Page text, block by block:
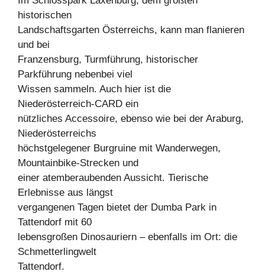
historischen
Landschaftsgarten Österreichs, kann man flanieren
und bei
Franzensburg, Turmführung, historischer
Parkführung nebenbei viel
Wissen sammeln. Auch hier ist die
Niederösterreich-CARD ein
nützliches Accessoire, ebenso wie bei der Araburg,
Niederösterreichs
höchstgelegener Burgruine mit Wanderwegen,
Mountainbike-Strecken und
einer atemberaubenden Aussicht. Tierische
Erlebnisse aus längst
vergangenen Tagen bietet der Dumba Park in
Tattendorf mit 60
lebensgroßen Dinosauriern – ebenfalls im Ort: die
Schmetterlingwelt
Tattendorf.